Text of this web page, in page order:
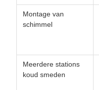
Montage van
schimmel
Meerdere stations
koud smeden